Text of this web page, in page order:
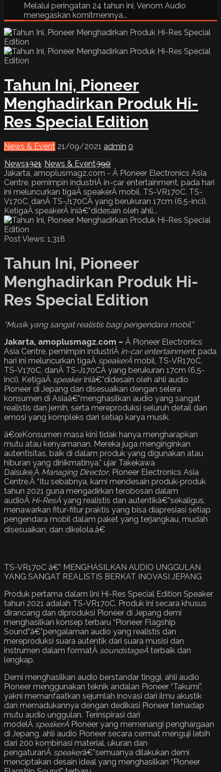
Melalui peringatan 24 tahun ini, Venom Audio
menegaskan komitmennya...
Tahun Ini, Pioneer
Menghadirkan Produk Hi-
Res Special Edition
News & Event 21/09/2021 admin 0
News1321 News & Event390
Jakarta, amoplusmagz.com - Â Pioneer Electronics Asia
Centre, pemimpin industriÂ in-car entertainment, pada hari
ini meluncurkan tigaÂ speakerÂ mobil, TS-VR170C, TS-
V170C, danÂ TS-J170CÂ yang berukuran 17cm (6,5-inci).
KetigaÂ speakerÂ iniâ€”didesain oleh ahli...
Post Views: 1,318
Tahun Ini, Pioneer
Menghadirkan Produk Hi-
Res Special Edition
“Musik yang sangat realistis bagi pengendara mobil.”
Jakarta, amoplusmagz.com – Â Pioneer Electronics
Asia Centre, pemimpin industriÂ in-car entertainment, pada
hari ini meluncurkan tigaÂ speakerÂ mobil, TS-VR170C,
TS-V170C, danÂ TS-J170CÂ yang berukuran 17cm (6,5-
inci). KetigaÂ speakeriniâ€”didesain oleh ahli audio
Pioneer di Jepang dan disesuaikan dengan selera
konsumen di Asiaâ€”menghasilkan audio yang sangat
realistis dan jernih, serta mereproduksi seluruh detail dan
emosi yang kompleks dari setiap karya musik.
â€œKonsumen masa kini tidak hanya mengharapkan
mutu atau kenyamanan. Mereka juga menginginkan
autentisitas, baik di dalam produk yang digunakan atau
hiburan yang dinikmatinya,” ujar Takekawa
Daisuke,Â Managing Director, Pioneer Electronics Asia
Centre.Â “Itu sebabnya, kami mendesain produk-produk
tahun 2021 guna mengadirkan terobosan dalam
audioÂ Hi-ResÂ yang realistis dan autentikâ€”sekaligus,
menawarkan fitur-fitur praktis yang bisa diapresiasi setiap
pengendara mobil dalam paket yang terjangkau, mudah
disesuaikan, dan dikelola.â€
TS-VR170C â€” MENGHASILKAN AUDIO UNGGULAN
YANG SANGAT REALISTIS BERKAT INOVASI JEPANG
Produk pertama dalam lini Hi-Res Special Edition Speaker
tahun 2021 adalah TS-VR170C. Produk ini secara khusus
dirancang dan diproduksi Pioneer di Jepang demi
menghasilkan konsep terbaru “Pioneer Flagship
Sound”â€”pengalaman audio yang realistis dan
mereproduksi suara autentik dari suara musisi dan
instrumen dalam formatÂ soundstageÂ terbaik dan
lengkap.
Demi menghasilkan audio berstandar tinggi, ahli audio
Pioneer menggunakan teknik andalan Pioneer “Takumi”,
yakni memanfaatkan sejumlah inovasi dari ilmu akustik
dan memadukannya dengan dedikasi Pioneer terhadap
mutu audio unggulan. Terinspirasi dari
modelÂ speakerÂ Pioneer yang memenangi penghargaan
di Jepang, ahli audio Pioneer secara cermat menguji lebih
dari 200 kombinasi material, ukuran dan
pengaturanÂ speakerâ€”semuanya dilakukan demi
menciptakan desain ideal yang menghasilkan “Pioneer